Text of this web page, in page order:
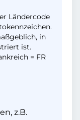
Ländercode
in
ist.
= FR
z.B.